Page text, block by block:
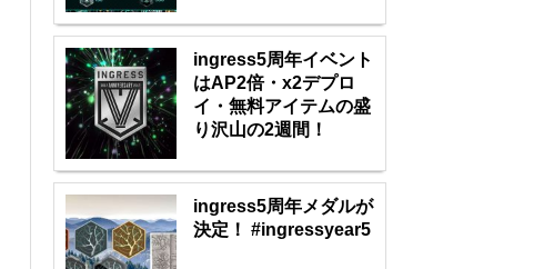
ingress5周年イベント
はAP2倍・x2デプロ
イ・無料アイテムの盛
り沢山の2週間！
ingress5周年メダルが
決定！ #ingressyear5